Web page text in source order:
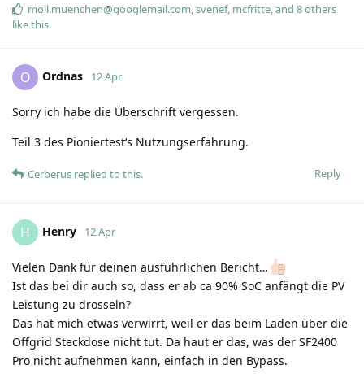
moll.muenchen@googlemail.com,svenef, mcfritte, and 8others
like this.
O Ordnas 12 Apr
Sorry ich habe die Überschrift vergessen.
Teil 3 des Pioniertest‘s Nutzungserfahrung.
Reply
Cerberus replied to this.
H Henry 12 Apr
Vielen Dank für deinen ausführlichen Bericht…
Ist das bei dir auch so, dass er ab ca 90% SoC anfängt die PV
Leistung zu drosseln?
Das hat mich etwas verwirrt, weil er das beim Laden über die
Offgrid Steckdose nicht tut. Da haut er das, was der SF2400
Pro nicht aufnehmen kann, einfach in den Bypass.